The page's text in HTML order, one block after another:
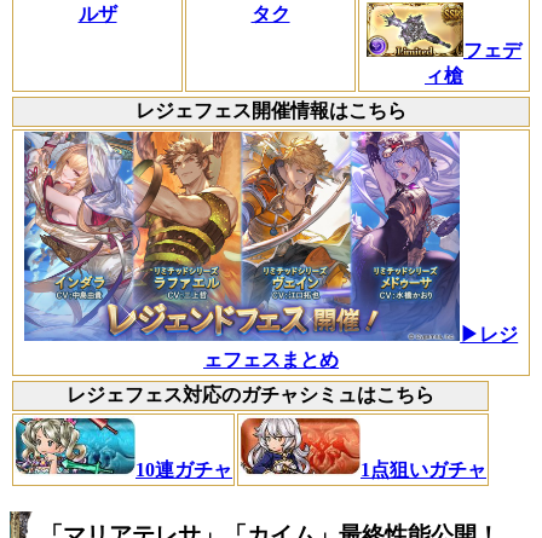
ルザ
タク
フェデ
ィ槍
レジェフェス開催情報はこちら
▶レジ
ェフェスまとめ
レジェフェス対応のガチャシミュはこちら
10連ガチャ 1点狙いガチャ